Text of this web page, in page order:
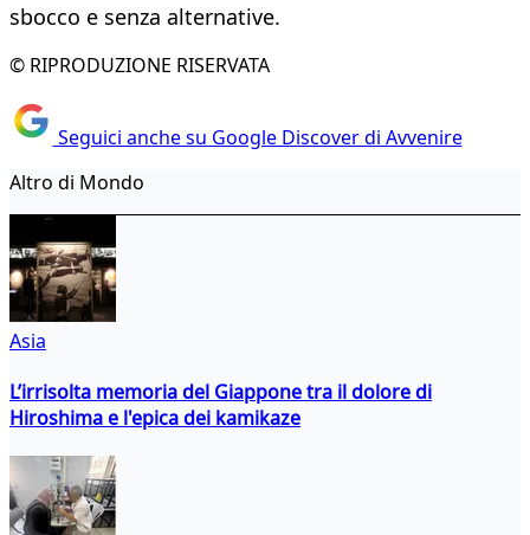
sbocco e senza alternative.
© RIPRODUZIONE RISERVATA
Seguici anche su Google Discover di Avvenire
Altro di Mondo
Asia
L’irrisolta memoria del Giappone tra il dolore di
Hiroshima e l'epica dei kamikaze